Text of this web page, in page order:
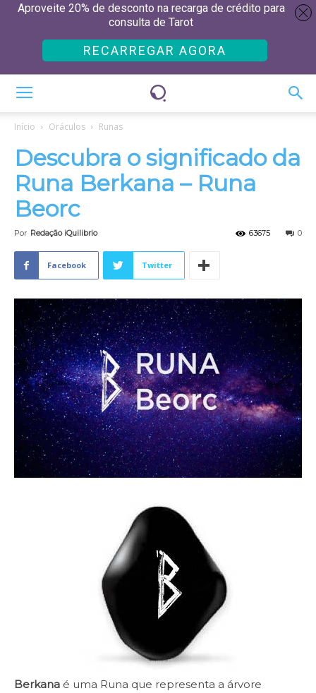
Início Oráculos Runas
Descubra o significado da
Runa Berkana – Runa
Beorc
Por Redação iQuilibrio 0
63675
Facebook Twitter
Berkana é uma Runa que representa a árvore
Aproveite 20% de desconto na recarga de crédito para
consulta de Tarot
RECARREGAR AGORA